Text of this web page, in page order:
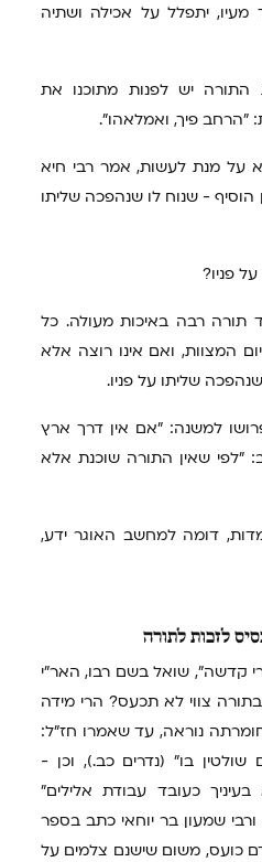
מעיו, יתפלל על אכילה ושתיה
יש לפנות מתוכנו את
"הרחב פיך, ואמלאהו".
על מנת לעשות, אמר רבי חיא
הוסיף - שנוח לו שנהפכה שליתו
פניו?
תורה רבה באיכות מעולה. כל
המצוות, ואם אינו רוצה אלא
שליתו על פניו.
למשנה: "אם אין דרך ארץ
"לפי שאין התורה שוכנת אלא
דומה למחשב האוגר ידע,
לזכות לתורה
קדשה", שואל בשם רבו, האר"י
צווי לא תכעס? הרי מידה
נוראה, עד שאמרו חז"ל:
בו" (נדרים כב.), וכן -
כעובד עבודת אלילים"
שמעון בר יוחאי כתב בספר
כועס, משום שישנם צלמים על